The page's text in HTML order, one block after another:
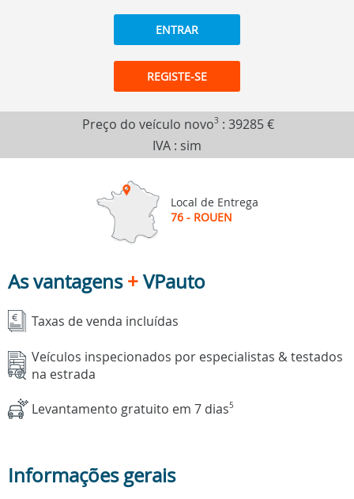
ENTRAR
REGISTE-SE
Preço do veículo novo3 : 39285 €
IVA : sim
Local de Entrega
76 - ROUEN
As vantagens+VPauto
Taxas de venda incluídas
Veículos inspecionados por especialistas & testados
na estrada
Levantamento gratuito em 7 dias5
Informações gerais